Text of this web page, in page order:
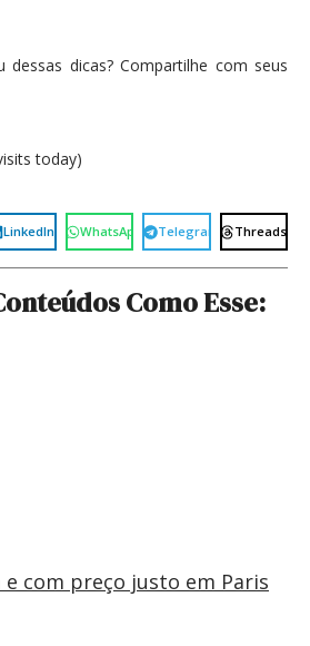
dicas? Compartilhe com seus
today)
LinkedIn WhatsApp Telegram Threads
Como Esse:
com preço justo em Paris